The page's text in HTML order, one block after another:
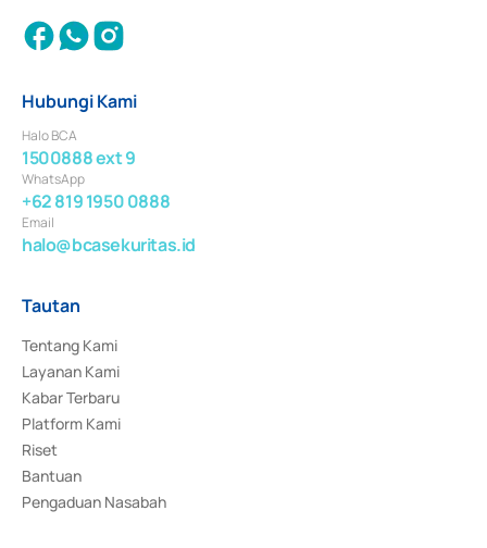
Hubungi Kami
Halo BCA
1500888 ext 9
WhatsApp
+62 819 1950 0888
Email
halo@bcasekuritas.id
Tautan
Tentang Kami
Layanan Kami
Kabar Terbaru
Platform Kami
Riset
Bantuan
Pengaduan Nasabah